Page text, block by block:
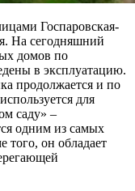
Госпаровская-
На сегодняшний
домов по
в эксплуатацию.
продолжается и по
для
саду» –
одним из самых
того, он обладает